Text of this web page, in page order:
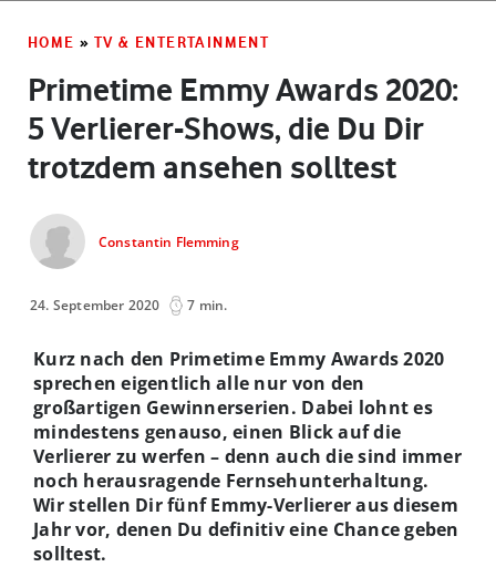
HOME » TV & ENTERTAINMENT
Primetime Emmy Awards 2020:
5 Verlierer-Shows, die Du Dir
trotzdem ansehen solltest
Constantin Flemming
24. September 2020 7 min.
Kurz nach den Primetime Emmy Awards 2020
sprechen eigentlich alle nur von den
großartigen Gewinnerserien. Dabei lohnt es
mindestens genauso, einen Blick auf die
Verlierer zu werfen – denn auch die sind immer
noch herausragende Fernsehunterhaltung.
Wir stellen Dir fünf Emmy-Verlierer aus diesem
Jahr vor, denen Du definitiv eine Chance geben
solltest.